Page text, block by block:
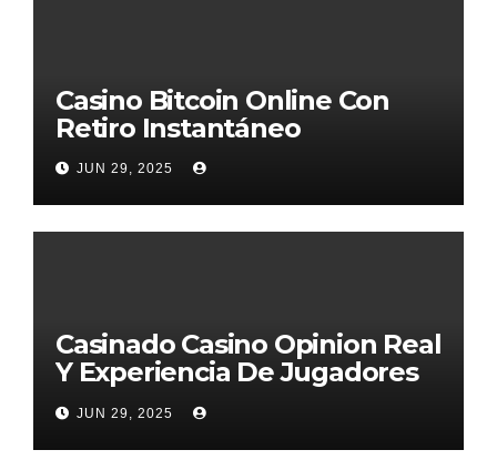
Casino Bitcoin Online Con
Retiro Instantáneo
JUN 29, 2025
Casinado Casino Opinion Real
Y Experiencia De Jugadores
2026
JUN 29, 2025